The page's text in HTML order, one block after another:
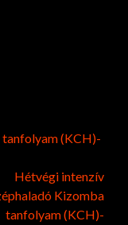
(KCH)-
Hétvégi intenzív
Kizomba
tanfolyam (KCH)-